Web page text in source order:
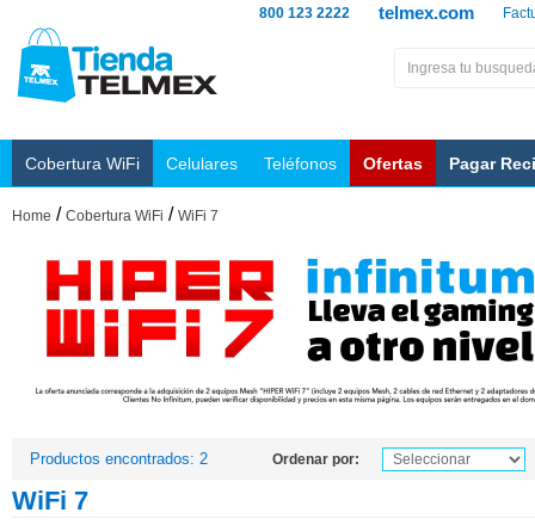
telmex.com
800 123 2222
Cobertura WiFi Celulares Teléfonos Ofertas Pagar
Home / Cobertura WiFi / WiFi 7
Productos encontrados: 2 Ordenar por:
WiFi 7